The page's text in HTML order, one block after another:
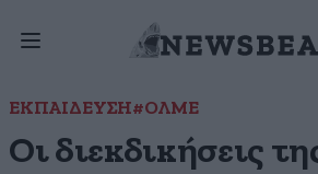
ΕΚΠΑΙΔΕΥΣΗ#ΟΛΜΕ
Οι διεκδικήσεις